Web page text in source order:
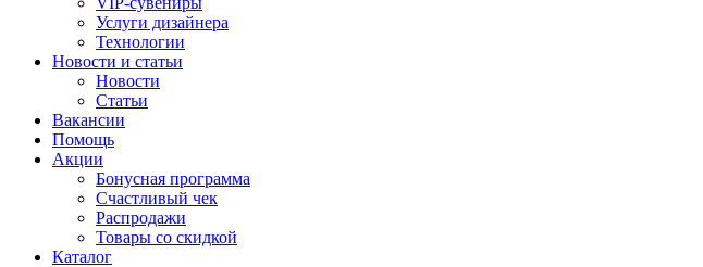
Услуги дизайнера
Технологии
Новости и статьи
Новости
Статьи
Вакансии
Помощь
Акции
Бонусная программа
Счастливый чек
Распродажи
Товары со скидкой
Каталог